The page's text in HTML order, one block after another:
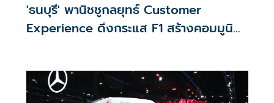
'ธนบุรี' พานิชชูกลยุทธ์ Customer
Experience ดึงกระแส F1 สร้างคอมมูนิตี้